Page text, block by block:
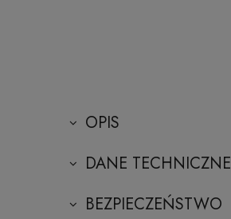
OPIS
DANE TECHNICZNE
BEZPIECZEŃSTWO